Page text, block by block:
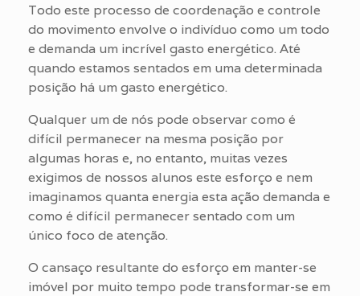
Todo este processo de coordenação e controle
do movimento envolve o indivíduo como um todo
e demanda um incrível gasto energético. Até
quando estamos sentados em uma determinada
posição há um gasto energético.
Qualquer um de nós pode observar como é
difícil permanecer na mesma posição por
algumas horas e, no entanto, muitas vezes
exigimos de nossos alunos este esforço e nem
imaginamos quanta energia esta ação demanda e
como é difícil permanecer sentado com um
único foco de atenção.
O cansaço resultante do esforço em manter-se
imóvel por muito tempo pode transformar-se em